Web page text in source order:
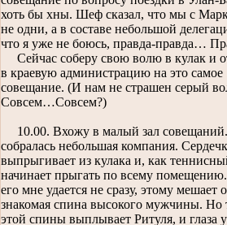
хоть бы хны. Шеф сказал, что мы с
не одни, а в составе небольшой
что я уже не боюсь, правда-правда…
Сейчас соберу свою волю в кулак и
в краевую администрацию на это самое
совещание. (И нам не страшен серый
Совсем…Совсем?)
10.00. Вхожу в малый зал
собралась небольшая компания.
выпрыгивает из кулака и, как
начинает прыгать по всему
его мне удается не сразу, этому мешает
знакомая спина высокого мужчины. Но
этой спины выплывает Ритуля, и глаза